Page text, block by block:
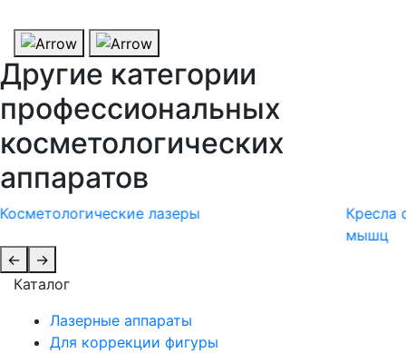
Другие категории
профессиональных
косметологических
аппаратов
Косметологические лазеры
Кресла
мышц
←
→
Каталог
Лазерные аппараты
Для коррекции фигуры